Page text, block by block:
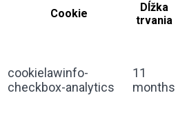
Cookie
Dĺžka
trvania
cookielawinfo-
checkbox-analytics
11
months